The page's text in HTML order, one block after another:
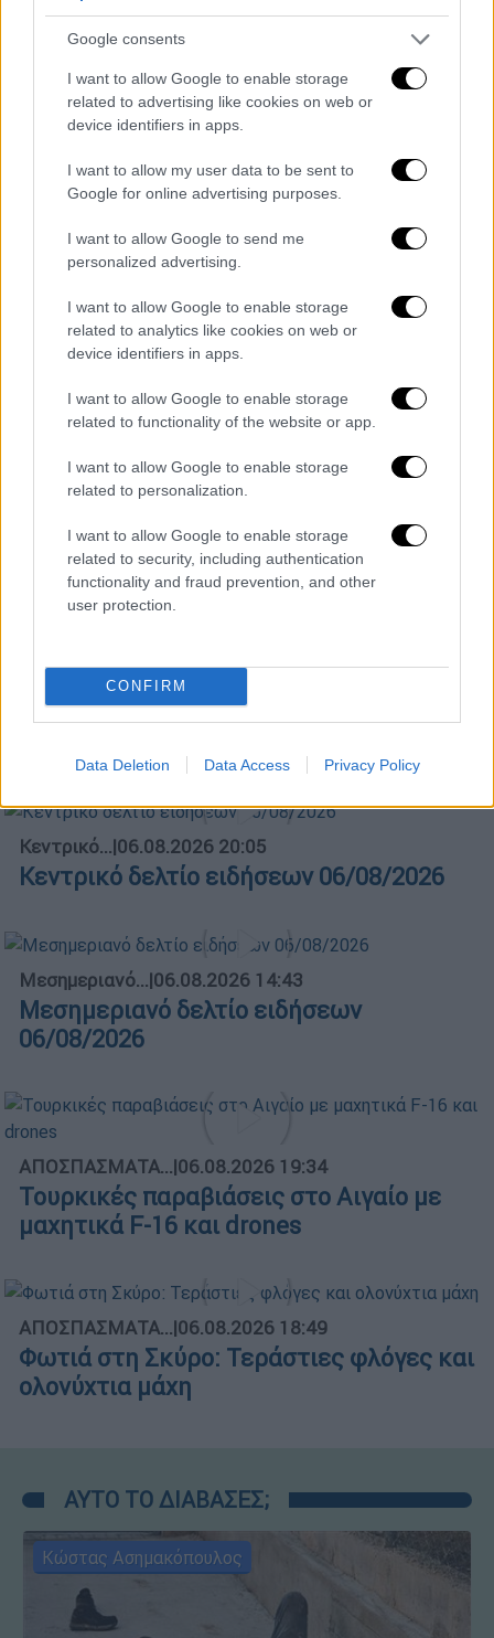
Google consents
I want to allow Google to enable storage
related to advertising like cookies on web or
device identifiers in apps.
I want to allow my user data to be sent to
Google for online advertising purposes.
I want to allow Google to send me
personalized advertising.
I want to allow Google to enable storage
related to analytics like cookies on web or
device identifiers in apps.
I want to allow Google to enable storage
related to functionality of the website or app.
I want to allow Google to enable storage
related to personalization.
I want to allow Google to enable storage
related to security, including authentication
functionality and fraud prevention, and other
user protection.
CONFIRM
Data Deletion Data Access Privacy Policy
λάθος λόγους
ΑΛΛΑ #TAGS
ΗΠΑ
Γερμανία
δολοφονίες
ακροδεξιά
φυλετικές διακρίσεις
ρατσισμός
Ώρα Ελλάδος...|07.08.2026 09:59
Κεντρικό...|06.08.2026 20:05
Κεντρικό δελτίο ειδήσεων 06/08/2026
Μεσημεριανό...|06.08.2026 14:43
Μεσημεριανό δελτίο ειδήσεων
06/08/2026
ΑΠΟΣΠΑΣΜΑΤΑ...|06.08.2026 19:34
Τουρκικές παραβιάσεις στο Αιγαίο με
μαχητικά F-16 και drones
ΑΠΟΣΠΑΣΜΑΤΑ...|06.08.2026 18:49
Φωτιά στη Σκύρο: Τεράστιες φλόγες και
ολονύχτια μάχη
ΑΥΤΟ ΤΟ ΔΙΑΒΑΣΕΣ;
Κώστας Ασημακόπουλος